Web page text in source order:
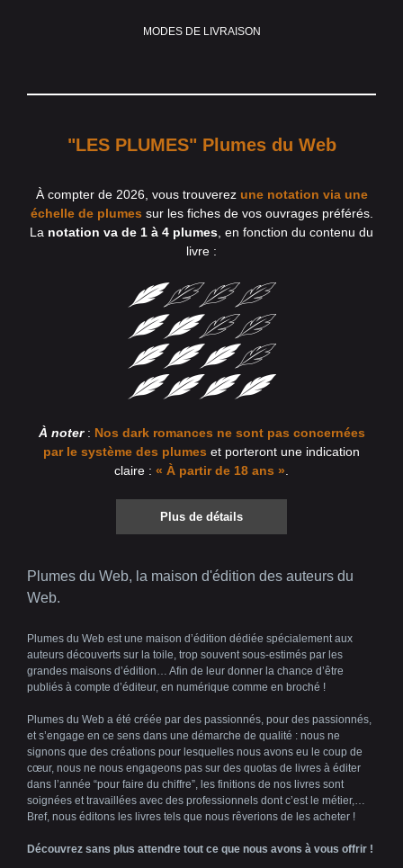
MODES DE LIVRAISON
"LES PLUMES" Plumes du Web
À compter de 2026, vous trouverez une notation via une
échelle de plumes sur les fiches de vos ouvrages préférés.
La notation va de 1 à 4 plumes , en fonction du contenu du
livre :
À noter: Nos dark romances ne sont pas concernées
par le système des plumes et porteront une indication
claire : « À partir de 18 ans ».
Plus de détails
Plumes du Web, la maison d'édition des auteurs du
Web.
Plumes du Web est une maison d’édition dédiée spécialement aux
auteurs découverts sur la toile, trop souvent sous-estimés par les
grandes maisons d’édition… Afin de leur donner la chance d’être
publiés à compte d’éditeur, en numérique comme en broché !
Plumes du Web a été créée par des passionnés, pour des passionnés,
et s’engage en ce sens dans une démarche de qualité : nous ne
signons que des créations pour lesquelles nous avons eu le coup de
cœur, nous ne nous engageons pas sur des quotas de livres à éditer
dans l’année “pour faire du chiffre”, les finitions de nos livres sont
soignées et travaillées avec des professionnels dont c’est le métier,…
Bref, nous éditons les livres tels que nous rêverions de les acheter !
Découvrez sans plus attendre tout ce que nous avons à vous offrir !